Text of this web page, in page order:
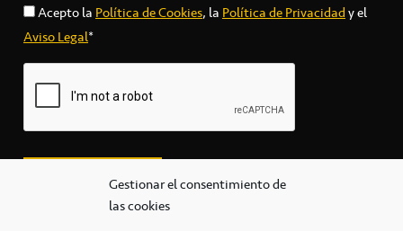
Gestionar el consentimiento de
las cookies
Acepto laPolítica de Cookies, laPolítica de Privacidady el
Aviso Legal*